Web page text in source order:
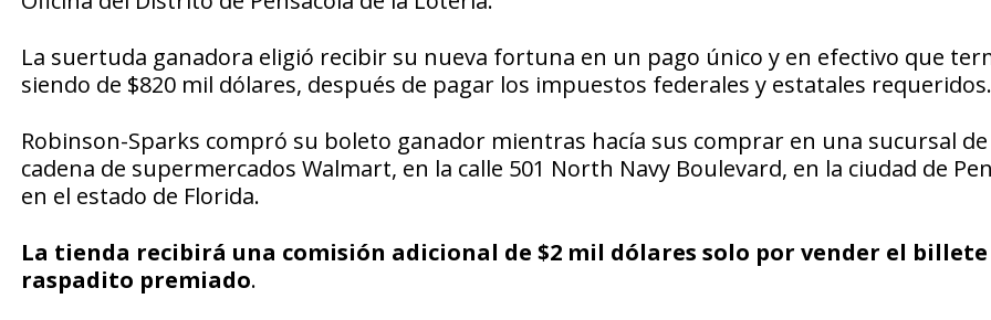
La suertuda ganadora eligió recibir su nueva fortuna en un pago único y en efectivo que
siendo de $820 mil dólares, después de pagar los impuestos federales y estatales requeridos.
Robinson-Sparks compró su boleto ganador mientras hacía sus comprar en una sucursal de
cadena de supermercados Walmart, en la calle 501 North Navy Boulevard, en la ciudad de
en el estado de Florida.
La tienda recibirá una comisión adicional de $2 mil dólares solo por vender el billete
raspadito premiado.